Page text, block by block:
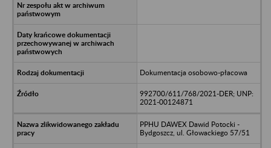
Dokumentacja osobowo-płacowa
992700/611/768/2021-DER; UNP:
2021-00124871
PPHU DAWEX Dawid Potocki -
Bydgoszcz, ul. Głowackiego 57/51